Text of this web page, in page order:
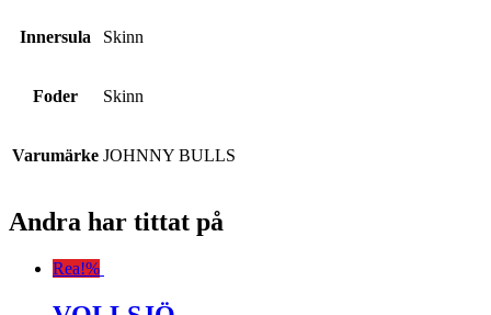
Innersula Skinn
Foder Skinn
Varumärke JOHNNY BULLS
Andra har tittat på
Rea!%